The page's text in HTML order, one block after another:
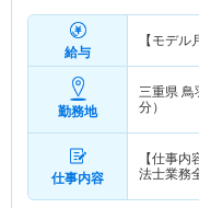
給与
【モデル
勤務地
三重県 鳥
分）
仕事内容
【仕事
法士業務